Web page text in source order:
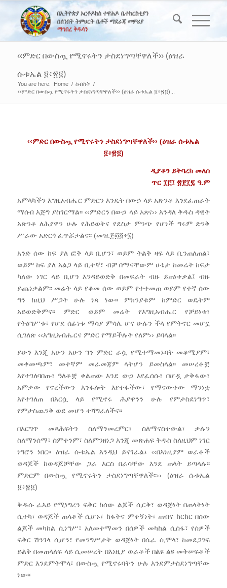
‹‹ምድር በውስጧ የሚኖሩትን ታስደነግጣቸዋለች›› (ዕዝራ
ሱቱኤል ፬፥፳፬)
You are here: Home / ስብከት /
‹‹ምድር በውስጧ የሚኖሩትን ታስደነግጣቸዋለች›› (ዕዝራ ሱቱኤል ፬፥፳፬)...
‹‹ምድር በውስጧ የሚኖሩትን ታስደነግጣቸዋለች›› (ዕዝራ ሱቱኤል
፬፥፳፬)
ዲያቆን ይትባረክ መለሰ
ጥር ፲፫፤ ፳፻፲፯ ዓ.ም
አምላካችን እግዚአብሔር ምድርን እንዴት በውኃ ላይ አጽንቶ እንደፈጠራት
ማሰብ እጅግ ያስገርማል፡፡ ‹‹ምድርን በውኃ ላይ አጸና›› እንዳለ ቅዱስ ዳዊት
አጽንቶ ለሕያዋን ሁሉ የሕይወትና የደስታ ምንጭ የሆነች ግሩም ድንቅ
ሥራው አድርጎ ፈጥሯታልና፡፡ (መዝ.፻፴፭፥፮)
አንድ ሰው ከፍ ያለ ፎቅ ላይ ቢሆን፣ ወይም ትልቅ ዛፍ ላይ ቢንጠለጠል፣
ወይም ከፍ ያለ አልጋ ላይ ቢተኛ፣ ብቻ በማናቸውም ሁኔታ ከመሬት ከፍታ
ካለው ነገር ላይ ቢሆን እንዳይወድቅ በመፍራት ብዙ ይጠነቀቃል፤ ብዙ
ይጨነቃልም፡፡ መሬት ላይ የቆመ ሰው ወይም የተቀመጠ ወይም የተኛ ሰው
ግን ከዚህ ሥጋት ሁሉ ነጻ ነው፡፡ ምክንያቱም ከምድር ወዴትም
አይወድቅምና፡፡ ምድር ወይም መሬት የእግዚአብሔር የቻይነቱ፣
የትዕግሥቱ፣ የሆደ ሰፊነቱ ማሳያ ምሳሌ ሆና ሁሉን ችላ የምትኖር መሆኗ
ሲገለጽ ‹‹እግዚአብሔርና ምድር የማይችሉት የለም›› ይባላል፡፡
ይሁን እንጂ አሁን አሁን ግን ምድር ራሷ የሚተማመኑባት መቆሚያም፣
መቀመጫም፣ መተኛም መራመጃም ላትሆን ይመስላል፡፡ መሠረቶቿ
እየተገለባበጡ፣ ዓለቶቿ ቀልጠው እንደ ውኃ እየፈሰሱ፣ በሆዷ ታቅፋው፣
አምቃው የኖረችውን እንፋሎት እየተፋችው፣ የማናውቀው ማንነቷ
እየተገለጠ በእርሷ ላይ የሚኖሩ ሕያዋንን ሁሉ የምታስደነግጥ፣
የምታስጨንቅ ወደ መሆን ተሻግራለችና፡፡
በእርግጥ መጻሕፍትን ስለማንመረምር፣ ስለማናስተውል፣ ቃሉን
ስለማንሰማ፣ ሰምተንም፣ ስለምንዘነጋ እንጂ መጽሐፍ ቅዱስ ስለዚህም ነገር
ነግሮን ነበር፡፡ ዕዝራ ሱቱኤል እንዲህ ይናገራል፤ ‹‹በእነዚያም ወራቶች
ወዳጆች ከወዳጆቻቸው ጋራ እርስ በራሳቸው እንደ ጠላት ይጣላሉ፡፡
ምድርም በውስጧ የሚኖሩትን ታስደነግጣቸዋለች፡፡›› (ዕዝራ ሱቱኤል
፬፥፳፬)
ቅዱሱ ራእይ የሚነግረን ፍቅር ከሰው ልጆች ሲርቅ፣ ወዳጅነት በጠላትነት
ሲተካ፣ ወዳጆች ጠላቶች ሲሆኑ፣ ክፋትና ምቀኝነት፣ ጠብና ክርክር በሰው
ልጆች መካከል ሲነግሥ፣ አለመተማመን በሰዎች መካከል ሲሰፋ፣ የሰዎች
ፍቅር ሽንገላ ሲሆን፣ የመንግሥታት ወዳጅነት በሴራ ሲሞላ፣ ከመደጋገፍ
ይልቅ በመጠላለፍ ላይ ሲመሠረት በእነዚያ ወራቶች በልዩ ልዩ መቅሠፍቶች
ምድር እንደምትሞላ፣ በውስጧ የሚኖሩባትን ሁሉ እንደምታስደነግጣቸው
ነው፡፡